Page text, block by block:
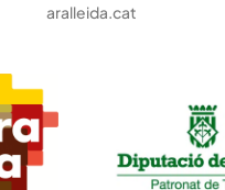
aralleida.cat